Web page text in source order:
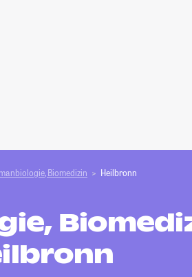
Biomedizin Heilbronn